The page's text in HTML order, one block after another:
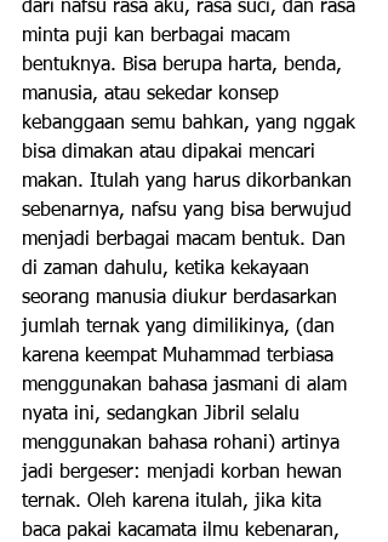
dari nafsu rasa aku, rasa suci, dan rasa
minta puji kan berbagai macam
bentuknya. Bisa berupa harta, benda,
manusia, atau sekedar konsep
kebanggaan semu bahkan, yang nggak
bisa dimakan atau dipakai mencari
makan. Itulah yang harus dikorbankan
sebenarnya, nafsu yang bisa berwujud
menjadi berbagai macam bentuk. Dan
di zaman dahulu, ketika kekayaan
seorang manusia diukur berdasarkan
jumlah ternak yang dimilikinya, (dan
karena keempat Muhammad terbiasa
menggunakan bahasa jasmani di alam
nyata ini, sedangkan Jibril selalu
menggunakan bahasa rohani) artinya
jadi bergeser: menjadi korban hewan
ternak. Oleh karena itulah, jika kita
baca pakai kacamata ilmu kebenaran,